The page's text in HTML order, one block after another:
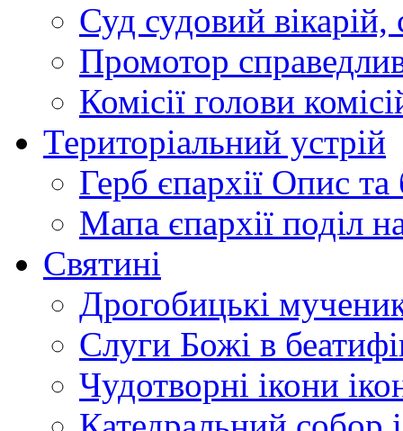
Суд судовий вікарій,
Промотор
Комісії голови
Територіальний устрій
Герб єпархії Опис та
Мапа єпархії поділ
Святині
Дрогобицькі
Слуги Божі в
Чудотворні ікони